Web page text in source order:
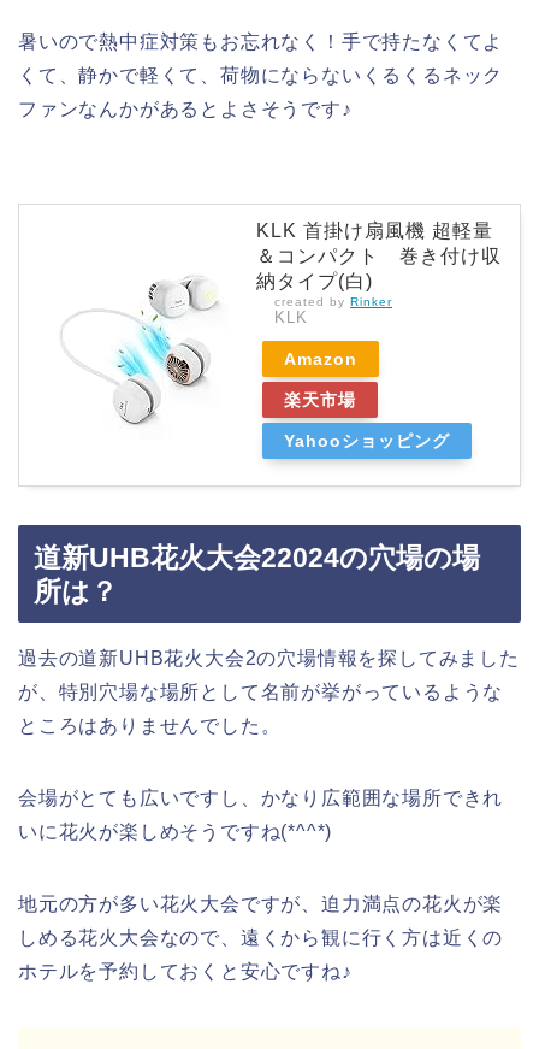
暑いので熱中症対策もお忘れなく！手で持たなくてよ
くて、静かで軽くて、荷物にならないくるくるネック
ファンなんかがあるとよさそうです♪
KLK 首掛け扇風機 超軽量
＆コンパクト 巻き付け収
納タイプ(白)
created by Rinker
KLK
Amazon
楽天市場
Yahooショッピング
道新UHB花火大会22024の穴場の場
所は？
過去の道新UHB花火大会2の穴場情報を探してみました
が、特別穴場な場所として名前が挙がっているような
ところはありませんでした。
会場がとても広いですし、かなり広範囲な場所できれ
いに花火が楽しめそうですね(*^^*)
地元の方が多い花火大会ですが、迫力満点の花火が楽
しめる花火大会なので、遠くから観に行く方は近くの
ホテルを予約しておくと安心ですね♪